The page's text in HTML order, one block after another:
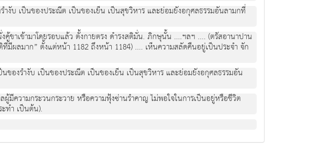
งับ เป็นของประณีต เป็นของเย็น เป็นสุขวิหาร และย่อมยังอกุศลธรรมอันลามกที่
าเข้ามาโดยรอบแล้ว ตั้งกายตรง ดำรงสติมั่น. ภิกษุนั้น ....ฯลฯ .... (ตรัสอานาปาน
ผลมาก” ตั้งแต่หน้า 1182 ถึงหน้า 1184) .... เห็นความสลัดคืนอยู่เป็นประจำ จัก
องรำงับ เป็นของประณีต เป็นของเย็น เป็นสุขวิหาร และย่อมยังอกุศลธรรมอัน
มีความกระวนกระวาย หรือความฟุ้งซ่านรำคาญ ไม่พอใจในการเป็นอยู่หรือชีวิต
ทำ เป็นต้น).